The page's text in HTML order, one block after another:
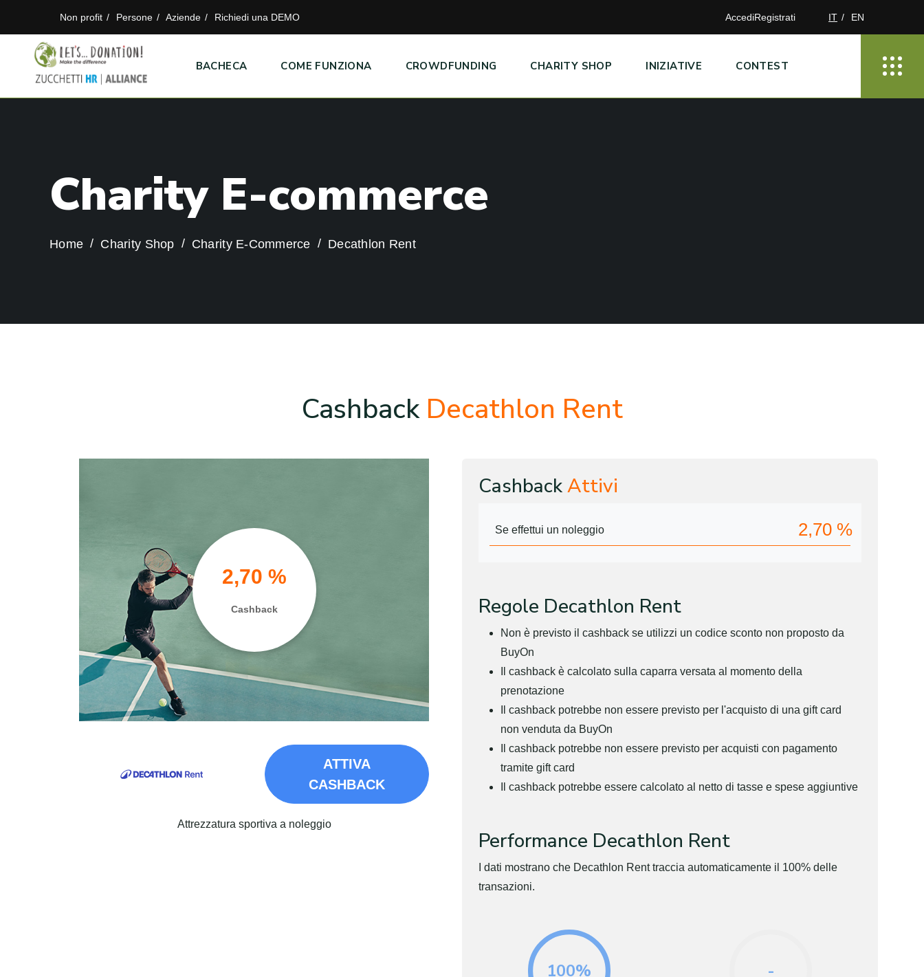
Non profit Persone Aziende Richiedi una DEMO AccediRegistrati IT EN
BACHECA COME FUNZIONA CROWDFUNDING CHARITY SHOP INIZIATIVE CONTEST
Charity E-commerce
Home Charity Shop Charity E-Commerce Decathlon Rent
Cashback Decathlon Rent
2,70 %
Cashback
ATTIVA
CASHBACK
Attrezzatura sportiva a noleggio
CashbackAttivi
Se effettui un noleggio 2,70 %
Regole Decathlon Rent
Non è previsto il cashback se utilizzi un codice sconto non proposto da
BuyOn
Il cashback è calcolato sulla caparra versata al momento della
prenotazione
Il cashback potrebbe non essere previsto per l'acquisto di una gift card
non venduta da BuyOn
Il cashback potrebbe non essere previsto per acquisti con pagamento
tramite gift card
Il cashback potrebbe essere calcolato al netto di tasse e spese aggiuntive
Performance Decathlon Rent
I dati mostrano che Decathlon Rent traccia automaticamente il 100% delle
transazioni.
100% -